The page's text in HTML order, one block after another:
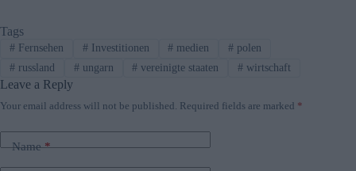
Tags
#Fernsehen #Investitionen # medien # polen
#russland #ungarn # vereinigte staaten # wirtschaft
Leave a Reply
Your email address will not be published. Required fields are marked *
Name*